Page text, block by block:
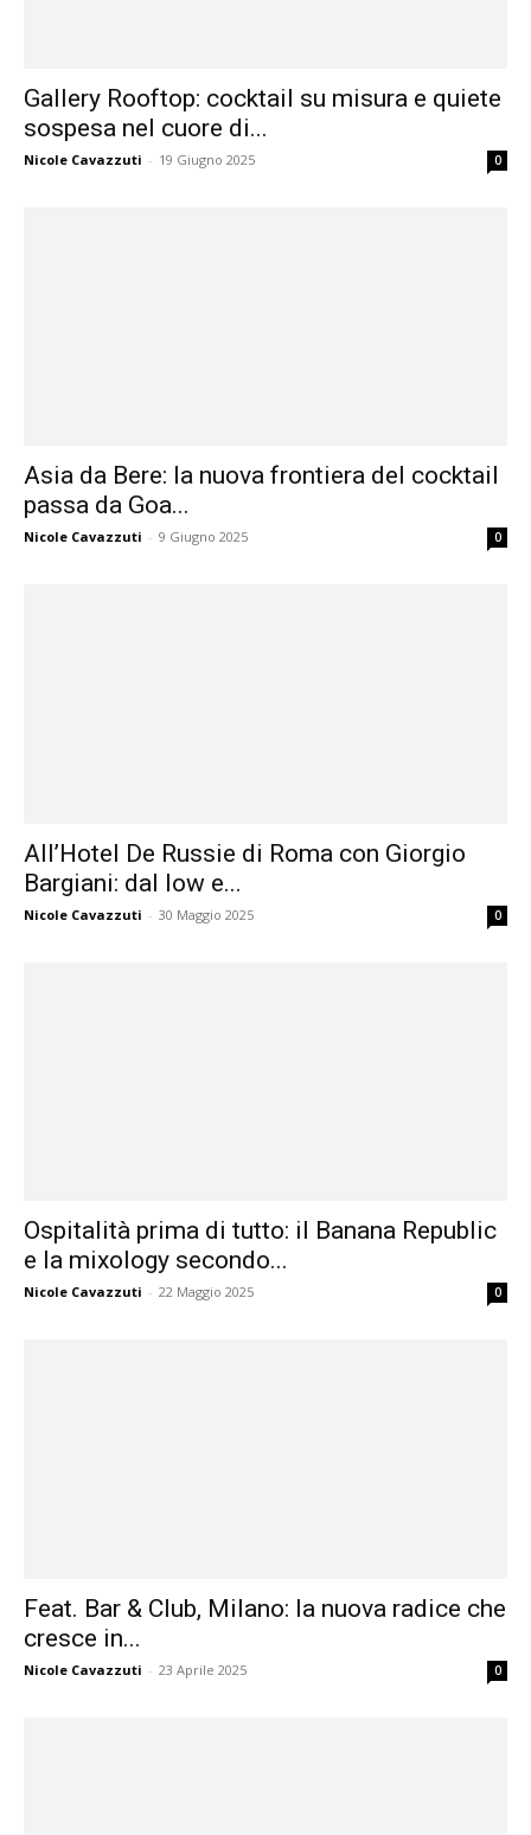
Gallery Rooftop: cocktail su misura e quiete
sospesa nel cuore di...
Nicole Cavazzuti - 19 Giugno 2025 0
Asia da Bere: la nuova frontiera del cocktail
passa da Goa...
Nicole Cavazzuti - 9 Giugno 2025 0
All’Hotel De Russie di Roma con Giorgio
Bargiani: dal low e...
Nicole Cavazzuti - 30 Maggio 2025 0
Ospitalità prima di tutto: il Banana Republic
e la mixology secondo...
Nicole Cavazzuti - 22 Maggio 2025 0
Feat. Bar & Club, Milano: la nuova radice che
cresce in...
Nicole Cavazzuti - 23 Aprile 2025 0